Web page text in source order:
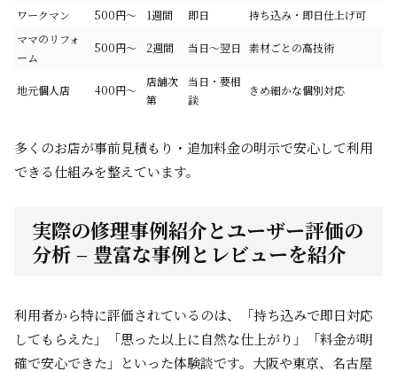
ワークマン
500円～ 1週間 即日
持ち込み・即日仕上げ可
ママのリフォ
ーム
500円～ 2週間 当日～翌日 素材ごとの高技術
地元個人店 400円～
店舗次
第
当日・要相
談
きめ細かな個別対応
多くのお店が事前見積もり・追加料金の明示で安心して利用
できる仕組みを整えています。
実際の修理事例紹介とユーザー評価の
分析 – 豊富な事例とレビューを紹介
利用者から特に評価されているのは、「持ち込みで即日対応
してもらえた」「思った以上に自然な仕上がり」「料金が明
確で安心できた」といった体験談です。大阪や東京、名古屋